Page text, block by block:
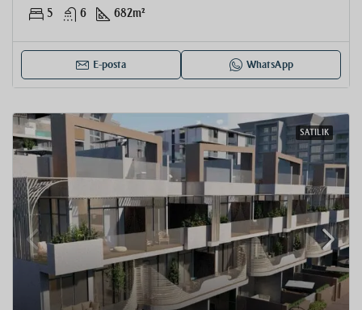
5 6 682m²
E-posta WhatsApp
SATILIK